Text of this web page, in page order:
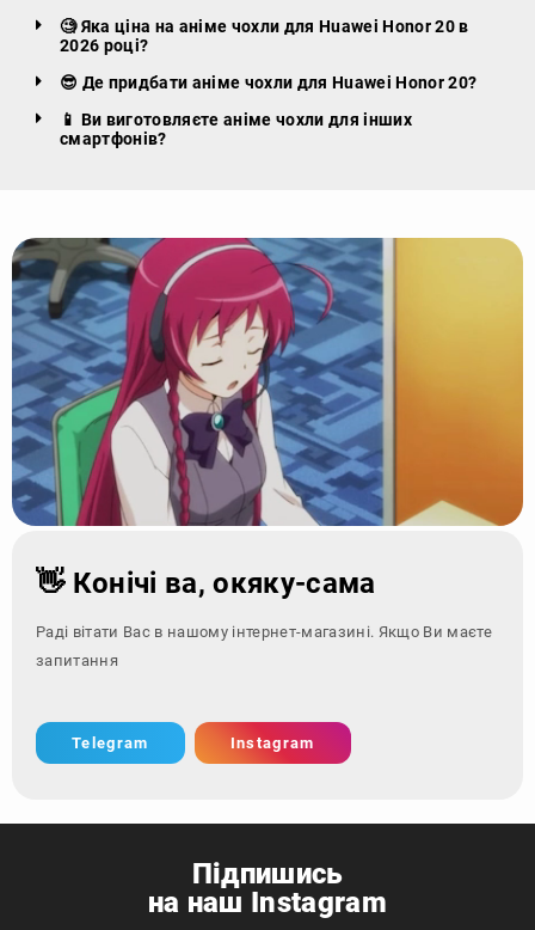
🧐 Яка ціна на аніме чохли для Huawei Honor 20 в
2026 році?
😎 Де придбати аніме чохли для Huawei Honor 20?
📱 Ви виготовляєте аніме чохли для інших
смартфонів?
👋 Конічі ва, окяку-сама
Раді вітати Вас в нашому інтернет-магазині. Якщо Ви маєте
запитання - звернітьс
Telegram Instagram
Підпишись
на наш Instagram